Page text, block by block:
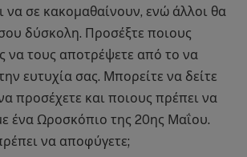
να σε κακομαθαίνουν, ενώ άλλοι θα
δύσκολη. Προσέξτε ποιους
να τους αποτρέψετε από το να
ευτυχία σας. Μπορείτε να δείτε
προσέχετε και ποιους πρέπει να
ένα Ωροσκόπιο της 20ης Μαΐου.
να αποφύγετε;